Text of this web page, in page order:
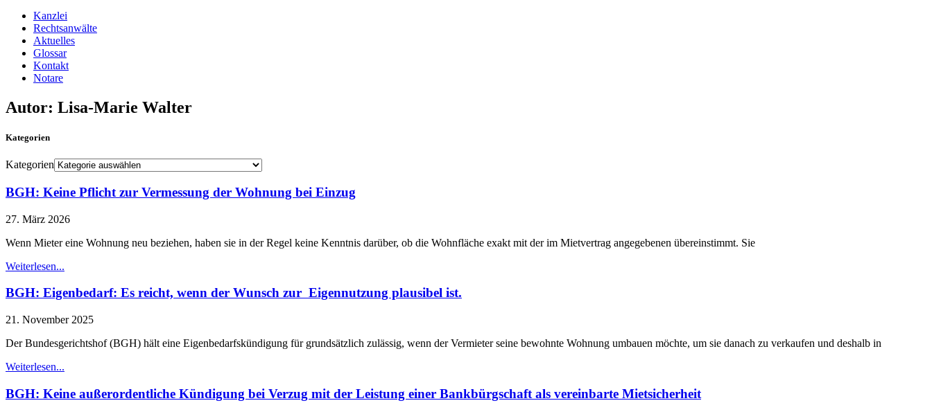
Kanzlei
Rechtsanwälte
Aktuelles
Glossar
Kontakt
Notare
Autor: Lisa-Marie Walter
Kategorien
Kategorien
BGH: Keine Pflicht zur Vermessung der Wohnung bei Einzug
27. März 2026
Wenn Mieter eine Wohnung neu beziehen, haben sie in der Regel keine Kenntnis darüber, ob die Wohnfläche exakt mit der im Mietvertrag angegebenen übereinstimmt. Sie
Weiterlesen...
BGH: Eigenbedarf: Es reicht, wenn der Wunsch zur Eigennutzung plausibel ist.
21. November 2025
Der Bundesgerichtshof (BGH) hält eine Eigenbedarfskündigung für grundsätzlich zulässig, wenn der Vermieter seine bewohnte Wohnung umbauen möchte, um sie danach zu verkaufen und deshalb in
Weiterlesen...
BGH: Keine außerordentliche Kündigung bei Verzug mit der Leistung einer Bankbürgschaft als vereinbarte Mietsicherheit